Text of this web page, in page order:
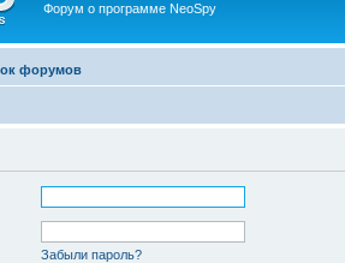
Форум о программе NeoSpy
форумов
Забыли пароль?